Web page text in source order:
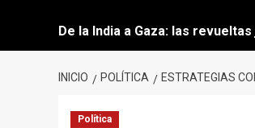
De la India a Gaza: las
INICIO POLÍTICA ESTRATEGIAS
Política